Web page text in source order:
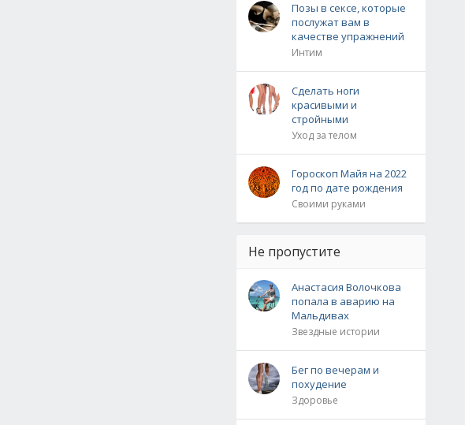
Позы в сексе, которые
послужат вам в
качестве упражнений
Интим
Сделать ноги
красивыми и
стройными
Уход за телом
Гороскоп Майя на 2022
год по дате рождения
Своими руками
Не пропустите
Анастасия Волочкова
попала в аварию на
Мальдивах
Звездные истории
Бег по вечерам и
похудение
Здоровье